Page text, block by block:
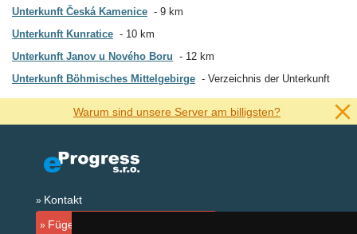
Unterkunft Česká Kamenice
9 km
Unterkunft Kunratice
10 km
Unterkunft Janov u Nového Boru
12 km
Unterkunft Böhmisches Mittelgebirge
Verzeichnis der Unterkunft
Warum sind unsere Server am billigsten?
Kontakt
Fügen Sie Ihre Unterkunft hinzu